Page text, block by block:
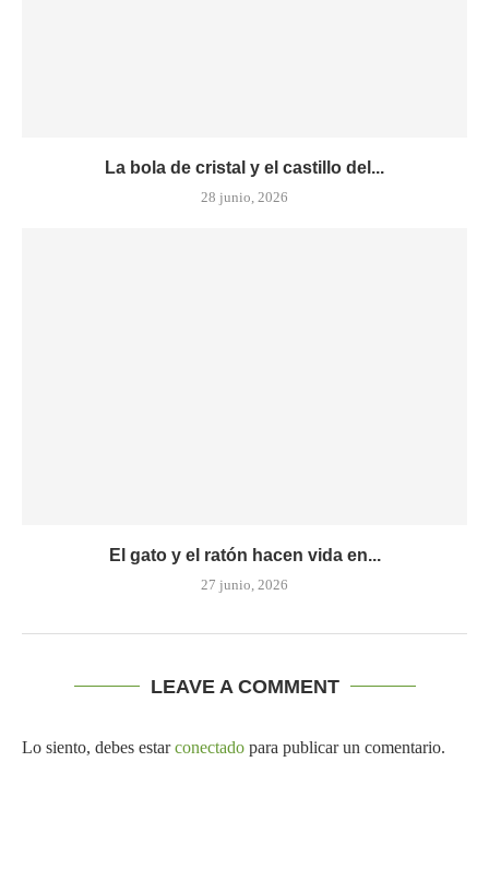
La bola de cristal y el castillo del...
28 junio, 2026
El gato y el ratón hacen vida en...
27 junio, 2026
LEAVE A COMMENT
Lo siento, debes estarconectado para publicar un comentario.